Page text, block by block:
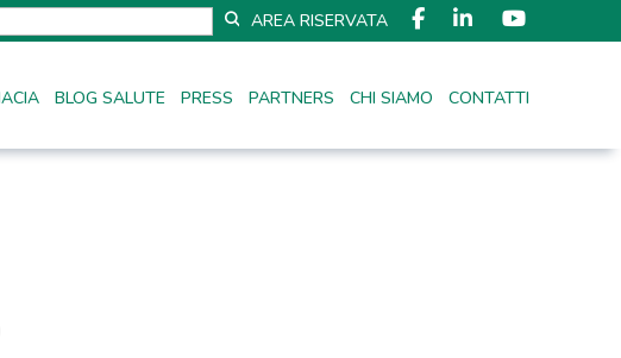
AREA RISERVATA
BLOG SALUTE PRESS PARTNERS CHI SIAMO CONTATTI